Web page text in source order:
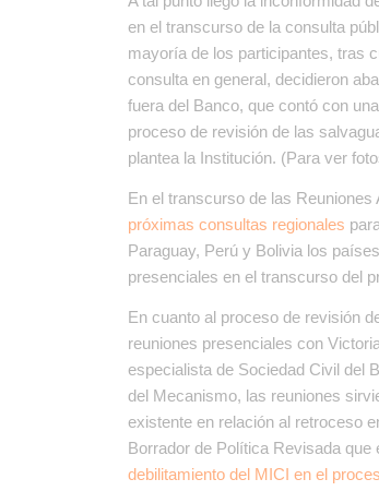
en el transcurso de la consulta
mayoría de los participantes, tras
consulta en general, decidieron
fuera del Banco, que contó con
proceso de revisión de las
plantea la Institución. (Para ver
En el transcurso de las
próximas consultas regionales
Paraguay, Perú y Bolivia los
presenciales en el transcurso del
En cuanto al proceso de revisión
reuniones presenciales con
especialista de Sociedad Civil del
del Mecanismo, las reuniones
existente en relación al retroceso
Borrador de Política Revisada
debilitamiento del MICI en el